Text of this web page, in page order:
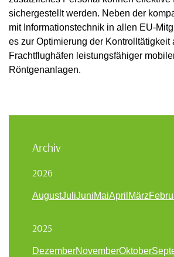
sichergestellt werden. Neben der
mit Informationstechnik in allen EU-
es zur Optimierung der Kontrolltätigkeit
Frachtflughäfen leistungsfähiger
Röntgenanlagen.
Archiv
2026
AugustJuliJuniMaiApril März
2025
DezemberNovemberOktober